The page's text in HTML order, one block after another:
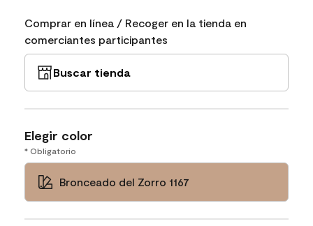
Comprar en línea / Recoger en la tienda en
comerciantes participantes
Buscar tienda
Elegir color
* Obligatorio
Bronceado del Zorro 1167